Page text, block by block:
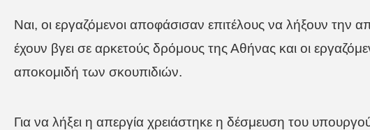
Ναι, οι εργαζόμενοι αποφάσισαν επιτέλους να λήξουν την
έχουν βγει σε αρκετούς δρόμους της Αθήνας και οι
αποκομιδή των σκουπιδιών.
Για να λήξει η απεργία χρειάστηκε η δέσμευση του